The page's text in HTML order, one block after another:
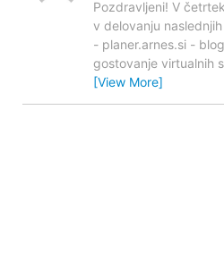
Pozdravljeni! V
v delovanju
- planer.arnes.si -
gostovanje virtualnih
[View More]